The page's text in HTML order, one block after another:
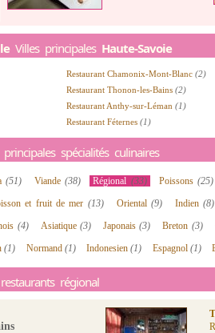
Villes principales Haute-Savoie
Restaurant Chamonix-Mont-Blanc (2)
Restaurant Thonon-les-Bains (2)
Restaurant Anthy-sur-Léman (1)
Restaurant Féternes (1)
spécialités culinaires
(51) Viande (38) Régional (33) Poissons(25)
et fruit de mer (13) Oriental(9) Indien(8)
(4) Asiatique(3) Japonais(3) Breton (3)
(1) Normand (1) Indonesien(1) Espagnol (1)
régional